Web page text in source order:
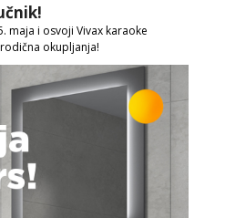
maja i osvoji Vivax karaoke
okupljanja!